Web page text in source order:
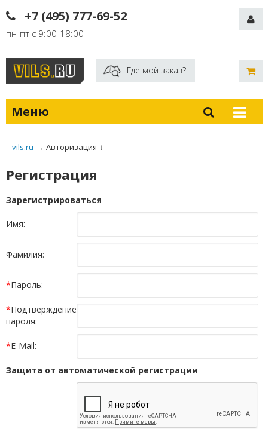
+7 (495) 777-69-52
пн-пт с 9:00-18:00
Где мой заказ?
Меню
vils.ru → Авторизация ↓
Регистрация
Зарегистрироваться
Имя:
Фамилия:
*Пароль:
*Подтверждение
пароля:
*E-Mail:
Защита от автоматической регистрации